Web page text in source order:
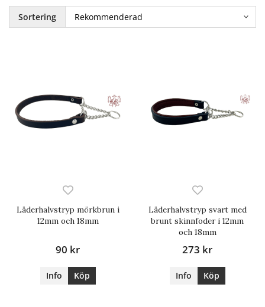
Sortering
Läderhalvstryp mörkbrun i
12mm och 18mm
90 kr
Info Köp
Läderhalvstryp svart med
brunt skinnfoder i 12mm
och 18mm
273 kr
Info Köp